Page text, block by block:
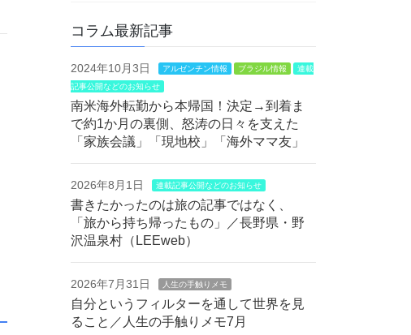
コラム最新記事
2024年10月3日 アルゼンチン情報 ブラジル情報
連載
記事公開などのお知らせ
南米海外転勤から本帰国！決定→到着ま
で約1か月の裏側、怒涛の日々を支えた
「家族会議」「現地校」「海外ママ友」
2026年8月1日 連載記事公開などのお知らせ
書きたかったのは旅の記事ではなく、
「旅から持ち帰ったもの」／長野県・野
沢温泉村（LEEweb）
2026年7月31日 人生の手触りメモ
自分というフィルターを通して世界を見
ること／人生の手触りメモ7月